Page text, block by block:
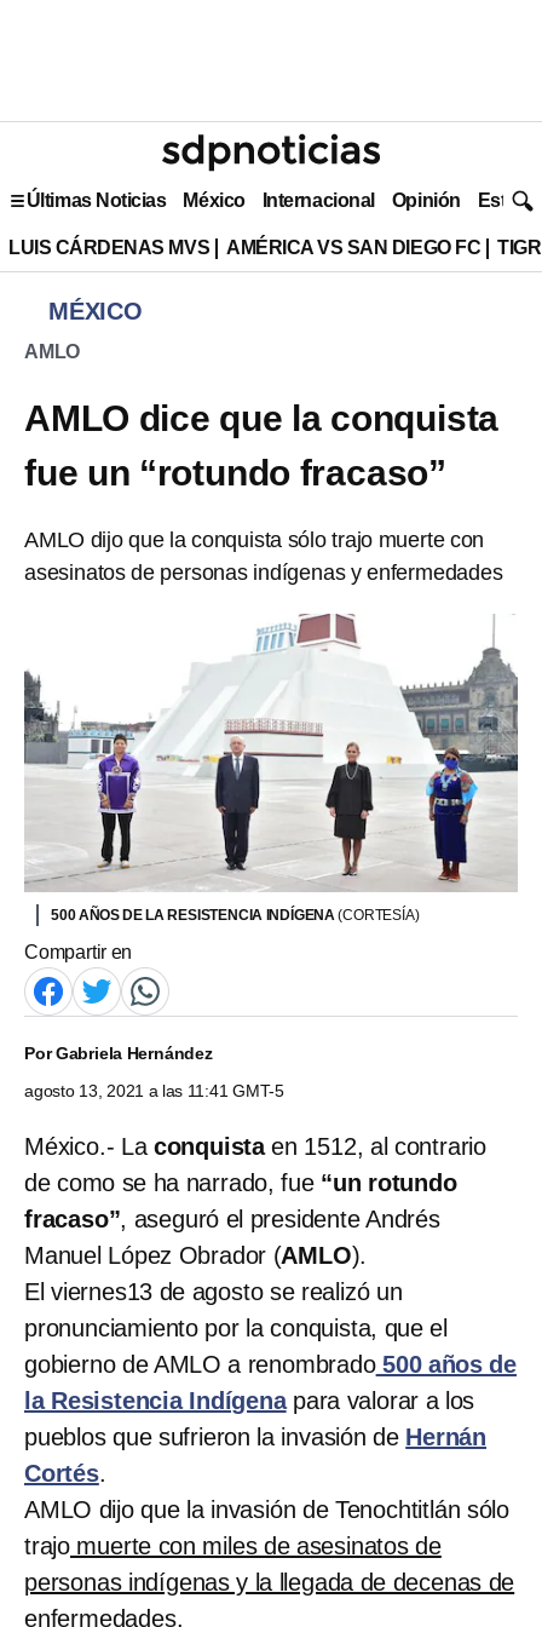
Últimas Noticias México Internacional Opinión Estilo
LUIS CÁRDENAS MVS AMÉRICA VS SAN DIEGO FC
MÉXICO
AMLO
AMLO dice que la conquista
fue un “rotundo fracaso”
AMLO dijo que la conquista sólo trajo muerte con
asesinatos de personas indígenas y enfermedades
500 AÑOS DE LA RESISTENCIA INDÍGENA(CORTESÍA)
Compartir en
PorGabriela Hernández
agosto 13, 2021 a las 11:41 GMT-5
México.- Laconquistaen 1512, al contrario
de como se ha narrado, fue “un rotundo
fracaso”, aseguró el presidente Andrés
Manuel López Obrador (AMLO).
El viernes13 de agosto se realizó un
pronunciamiento por la conquista, que el
gobierno de AMLO a renombrado500 años de
la Resistencia Indígenapara valorar a los
pueblos que sufrieron la invasión de Hernán
Cortés.
AMLO dijo que la invasión de Tenochtitlán sólo
trajo muerte con miles de asesinatos de
personas indígenas y la llegada de decenas de
enfermedades.